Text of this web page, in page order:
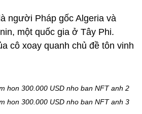
người Pháp gốc Algeria và
một quốc gia ở Tây Phi.
cô xoay quanh chủ đề tôn vinh